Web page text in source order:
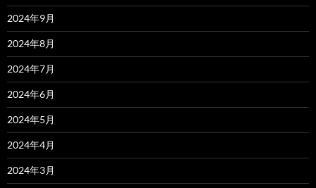
2024年9月
2024年8月
2024年7月
2024年6月
2024年5月
2024年4月
2024年3月